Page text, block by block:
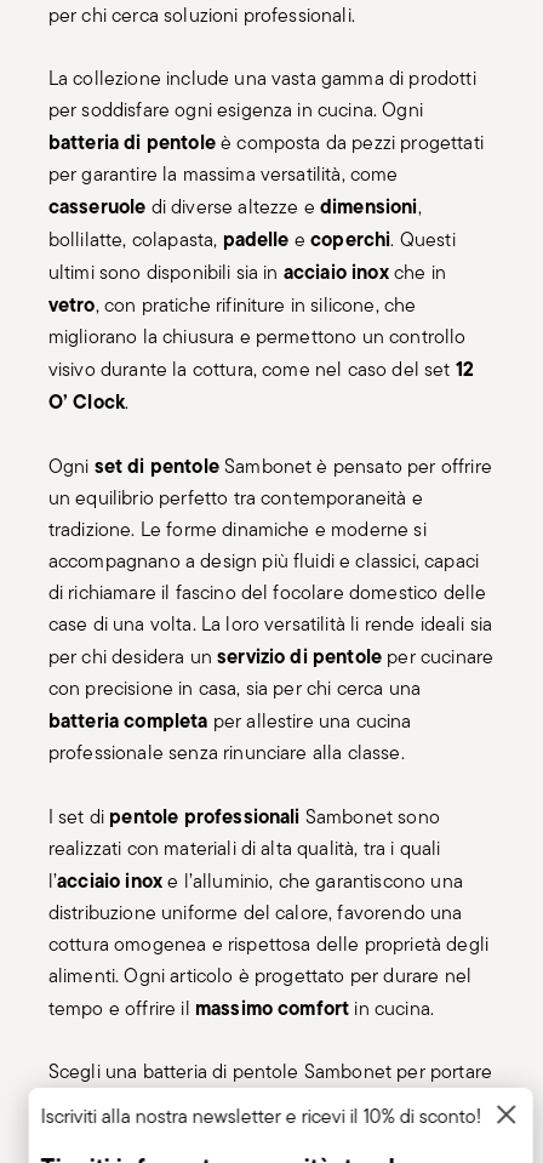
per chi cerca soluzioni professionali.
La collezione include una vasta gamma di prodotti
per soddisfare ogni esigenza in cucina. Ogni
batteria di pentoleè composta da pezzi progettati
per garantire la massima versatilità, come
casseruole di diverse altezze e dimensioni,
bollilatte, colapasta, padelle ecoperchi. Questi
ultimi sono disponibili sia in acciaio inoxche in
vetro, con pratiche rifiniture in silicone, che
migliorano la chiusura e permettono un controllo
visivo durante la cottura, come nel caso del set 12
O’ Clock.
Ogni set di pentoleSambonet è pensato per offrire
un equilibrio perfetto tra contemporaneità e
tradizione. Le forme dinamiche e moderne si
accompagnano a design più fluidi e classici, capaci
di richiamare il fascino del focolare domestico delle
case di una volta. La loro versatilità li rende ideali sia
per chi desidera unservizio di pentole per cucinare
con precisione in casa, sia per chi cerca una
batteria completa per allestire una cucina
professionale senza rinunciare alla classe.
I set di pentole professionali Sambonet sono
realizzati con materiali di alta qualità, tra i quali
l’acciaio inoxe l’alluminio, che garantiscono una
distribuzione uniforme del calore, favorendo una
cottura omogenea e rispettosa delle proprietà degli
alimenti. Ogni articolo è progettato per durare nel
tempo e offrire il massimo comfort in cucina.
Scegli una batteria di pentole Sambonet per portare
nella tua cucina la perfetta
combinazione di design
Iscriviti alla nostra newsletter e ricevi il 10% di sconto!